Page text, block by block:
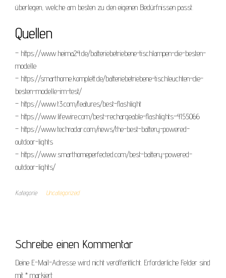
überlegen, welche am besten zu den eigenen Bedürfnissen passt.
Quellen
– https://www.heima24.de/batteriebetriebene-tischlampen-die-besten-
modelle
– https://smarthome.komplett.de/batteriebetriebene-tischleuchten-die-
besten-modelle-im-test/
– https://www.t3.com/features/best-flashlight
– https://www.lifewire.com/best-rechargeable-flashlights-4155066
– https://www.techradar.com/news/the-best-battery-powered-
outdoor-lights
– https://www.smarthomeperfected.com/best-battery-powered-
outdoor-lights/
Kategorie Uncategorized
Schreibe einen Kommentar
Deine E-Mail-Adresse wird nicht veröffentlicht. Erforderliche Felder sind
mit * markiert